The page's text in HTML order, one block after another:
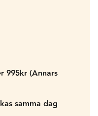
995kr (Annars
samma dag